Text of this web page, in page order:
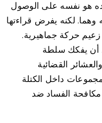
هو نفسه على الوصول
وهما. لكنه يفرض قراءتها
حركة جماهيرية.
أن يفكك سلطة
القضائية
داخل الكتلة
الفساد ضد